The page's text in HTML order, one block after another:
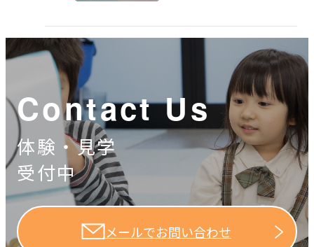
Contact Us
体験・見学
受付中
メールでお問い合わせ